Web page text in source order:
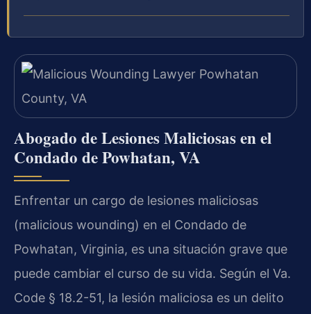
Abogado de Lesiones Maliciosas en el
Condado de Powhatan, VA
Enfrentar un cargo de lesiones maliciosas
(malicious wounding) en el Condado de
Powhatan, Virginia, es una situación grave que
puede cambiar el curso de su vida. Según el Va.
Code § 18.2-51, la lesión maliciosa es un delito